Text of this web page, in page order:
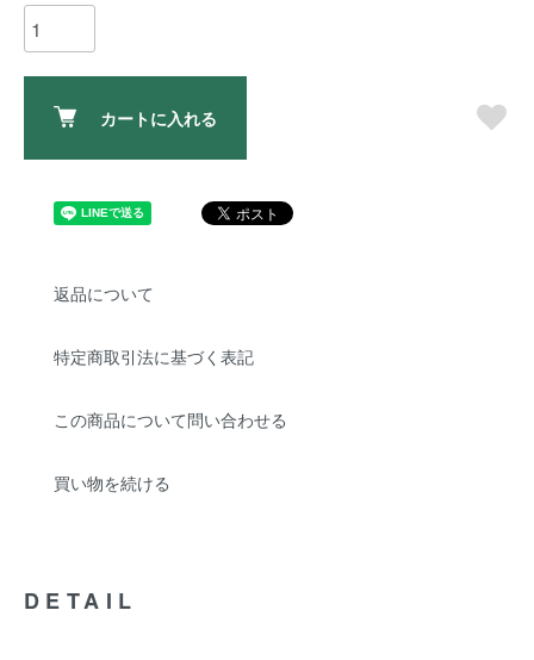
カートに入れる
返品について
特定商取引法に基づく表記
この商品について問い合わせる
買い物を続ける
DETAIL